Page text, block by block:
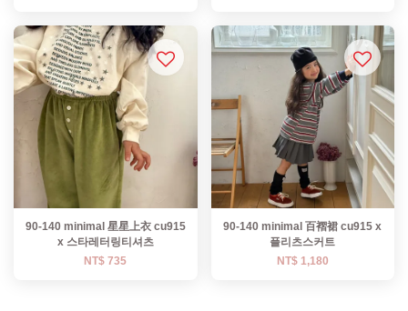
90-140 minimal 星星上衣 cu915
x 스타레터링티셔츠
NT$ 735
90-140 minimal 百褶裙 cu915 x
플리츠스커트
NT$ 1,180